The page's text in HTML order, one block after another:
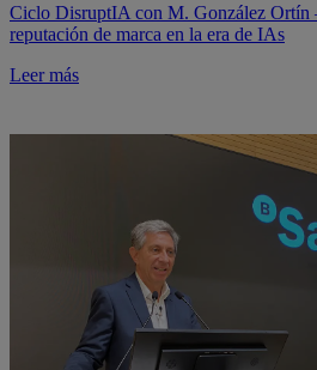
Ciclo DisruptIA con M. González Ortín
reputación de marca en la era de IAs
Leer más